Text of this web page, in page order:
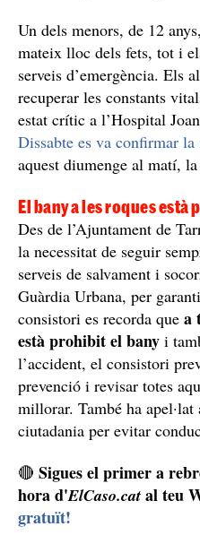
Un dels menors, de 12
mateix lloc dels fets, tot i
serveis d’emergència. Els
recuperar les constants
estat crític a l’Hospital
Dissabte es va confirmar
aquest diumenge al matí,
El bany a les roques està
Des de l’Ajuntament de
la necessitat de seguir
serveis de salvament i
Guàrdia Urbana, per
consistori es recorda que a
està prohibit el bany i
l’accident, el consistori
prevenció i revisar totes
millorar. També ha
ciutadania per evitar
🔴 Sigues el primer a
hora d'ElCaso.cat al teu
gratuït!